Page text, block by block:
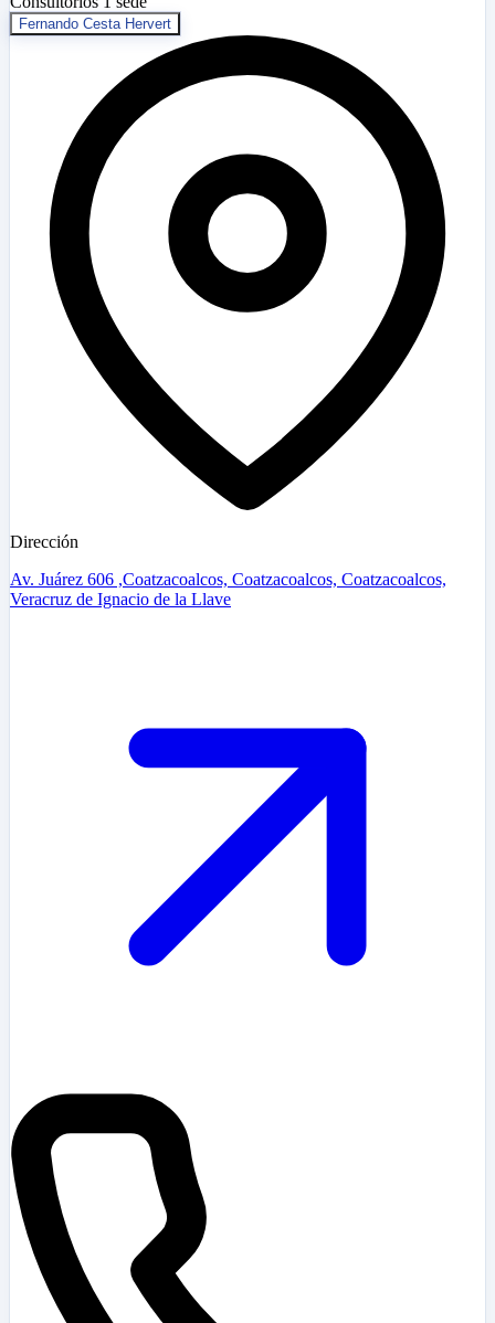
Fernando Cesta Hervert
Dirección
Av. Juárez 606 ,Coatzacoalcos, Coatzacoalcos, Coatzacoalcos,
Veracruz de Ignacio de la Llave